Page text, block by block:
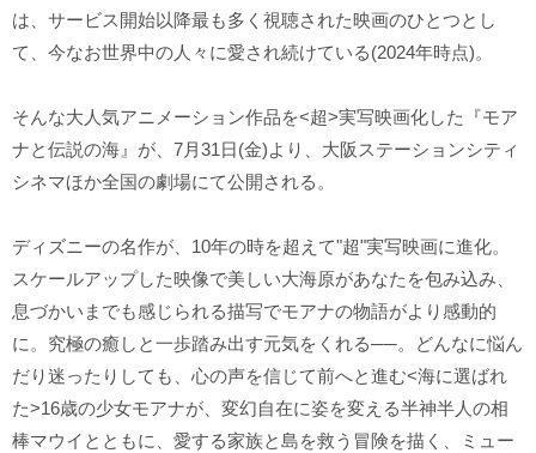
は、サービス開始以降最も多く視聴された映画のひとつとし
て、今なお世界中の人々に愛され続けている(2024年時点)。
そんな大人気アニメーション作品を<超>実写映画化した『モア
ナと伝説の海』が、7月31日(金)より、大阪ステーションシティ
シネマほか全国の劇場にて公開される。
ディズニーの名作が、10年の時を超えて"超"実写映画に進化。
スケールアップした映像で美しい大海原があなたを包み込み、
息づかいまでも感じられる描写でモアナの物語がより感動的
に。究極の癒しと一歩踏み出す元気をくれる──。どんなに悩ん
だり迷ったりしても、心の声を信じて前へと進む<海に選ばれ
た>16歳の少女モアナが、変幻自在に姿を変える半神半人の相
棒マウイとともに、愛する家族と島を救う冒険を描く、ミュー